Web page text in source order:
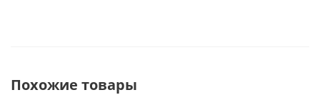
Похожие товары